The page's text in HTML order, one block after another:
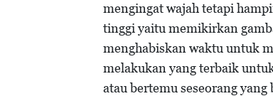
mengingat wajah tetapi
tinggi yaitu memikirkan
menghabiskan waktu untuk
melakukan yang terbaik
atau bertemu seseorang